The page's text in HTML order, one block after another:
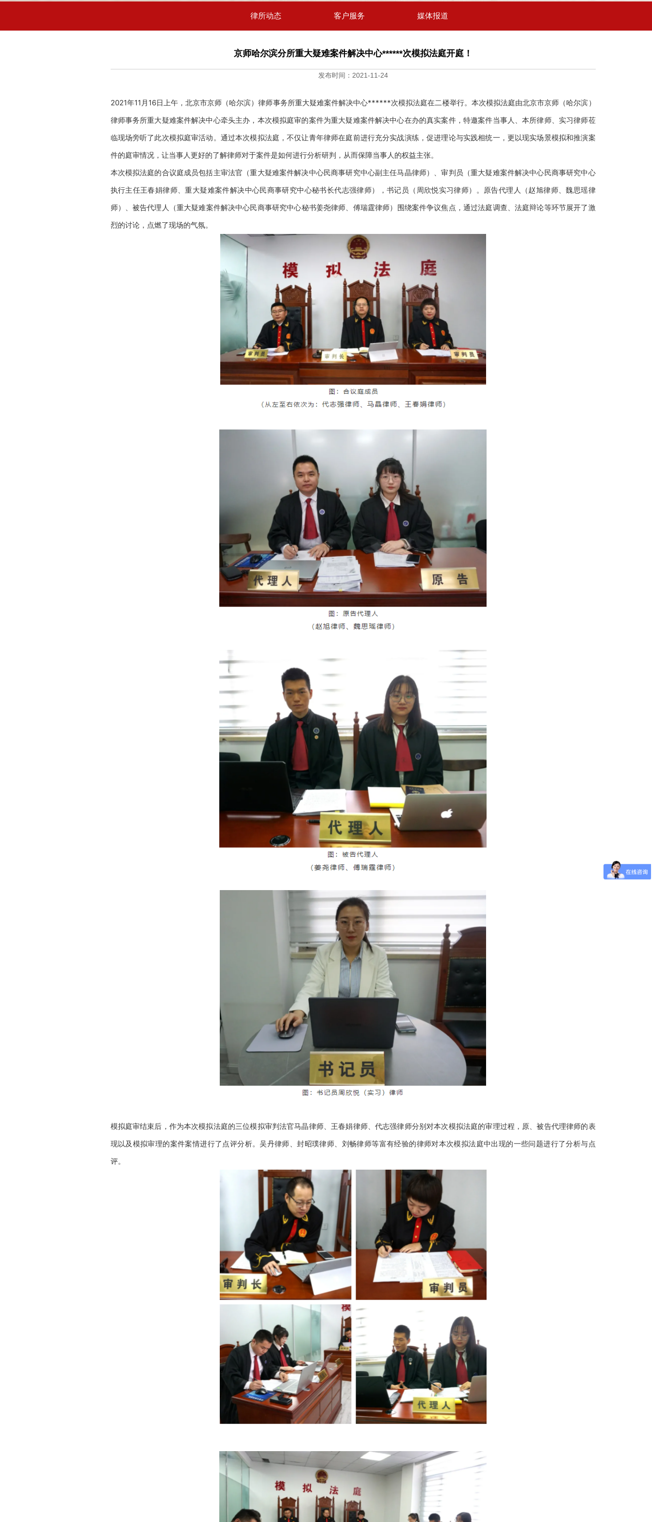
律所动态 客户服务 媒体报道
京师哈尔滨分所重大疑难案件解决中心******次模拟法庭开庭！
发布时间：2021-11-24
2021年11月16日上午，北京市京师（哈尔滨）律师事务所重大疑难案件解决中心******次模拟法庭在二楼举行。本次模拟法庭由北京市京师（哈尔滨）
律师事务所重大疑难案件解决中心牵头主办，本次模拟庭审的案件为重大疑难案件解决中心在办的真实案件，特邀案件当事人、本所律师、实习律师莅
临现场旁听了此次模拟庭审活动。通过本次模拟法庭，不仅让青年律师在庭前进行充分实战演练，促进理论与实践相统一，更以现实场景模拟和推演案
件的庭审情况，让当事人更好的了解律师对于案件是如何进行分析研判，从而保障当事人的权益主张。
本次模拟法庭的合议庭成员包括主审法官（重大疑难案件解决中心民商事研究中心副主任马晶律师）、审判员（重大疑难案件解决中心民商事研究中心
执行主任王春娟律师、重大疑难案件解决中心民商事研究中心秘书长代志强律师），书记员（周欣悦实习律师）。原告代理人（赵旭律师、魏思瑶律
师）、被告代理人（重大疑难案件解决中心民商事研究中心秘书姜尧律师、傅瑞霆律师）围绕案件争议焦点，通过法庭调查、法庭辩论等环节展开了激
烈的讨论，点燃了现场的气氛。
模拟庭审结束后，作为本次模拟法庭的三位模拟审判法官马晶律师、王春娟律师、代志强律师分别对本次模拟法庭的审理过程，原、被告代理律师的表
现以及模拟审理的案件案情进行了点评分析。吴丹律师、封昭璞律师、刘畅律师等富有经验的律师对本次模拟法庭中出现的一些问题进行了分析与点
评。